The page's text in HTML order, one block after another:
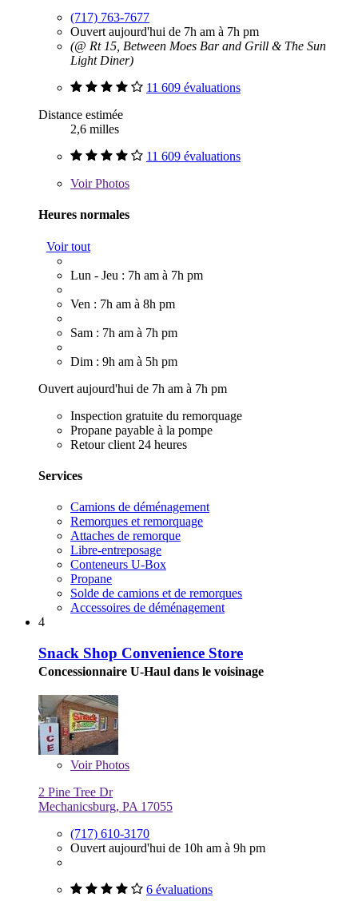
(717) 763-7677
Ouvert aujourd'hui de 7h am à 7h pm
(@ Rt 15, Between Moes Bar and Grill & The Sun
Light Diner)
11 609 évaluations
Distance estimée
2,6 milles
11 609 évaluations
VoirPhotos
Heures normales
Voir tout
Lun - Jeu : 7h am à 7h pm
Ven : 7h am à 8h pm
Sam : 7h am à 7h pm
Dim : 9h am à 5h pm
Ouvert aujourd'hui de 7h am à 7h pm
Inspection gratuite du remorquage
Propane payable à la pompe
Retour client 24 heures
Services
Camions de déménagement
Remorques et remorquage
Attaches de remorque
Libre-entreposage
Conteneurs U-Box
Propane
Solde de camions et de remorques
Accessoires de déménagement
4
Snack Shop Convenience Store
Concessionnaire U-Haul dans le voisinage
VoirPhotos
2 Pine Tree Dr
Mechanicsburg, PA 17055
(717) 610-3170
Ouvert aujourd'hui de 10h am à 9h pm
6 évaluations